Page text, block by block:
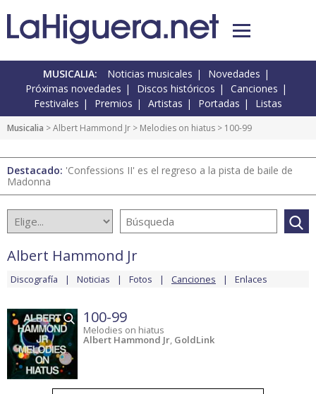
MUSICALIA: Noticias musicales
Novedades
Próximas novedades
Discos históricos
Canciones
Festivales
Premios Artistas Portadas Listas
Musicalia >Albert Hammond Jr > Melodies on hiatus > 100-99
Destacado: 'Confessions II' es el regreso a la pista de baile de
Madonna
Albert Hammond Jr
Discografía Noticias Fotos Canciones Enlaces
100-99
Melodies on hiatus
Albert Hammond Jr, GoldLink